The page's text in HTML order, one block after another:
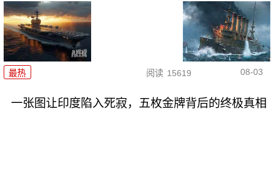
最热 阅读 15619 08-03
一张图让印度陷入死寂，五枚金牌背后的终极真相